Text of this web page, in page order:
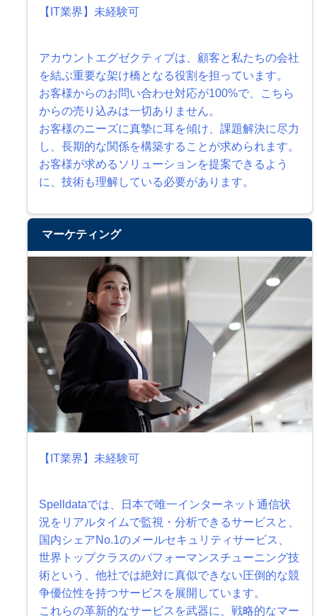
【IT業界】未経験可
アカウントエグゼクティブは、顧客と私たちの会社
を結ぶ重要な架け橋となる役割を担っています。
お客様からのお問い合わせ対応が100%で、こちら
からの売り込みは一切ありません。
お客様のニーズに真摯に耳を傾け、課題解決に尽力
し、長期的な関係を構築することが求められます。
お客様が求めるソリューションを提案できるよう
に、技術も理解している必要があります。
マーケティング
【IT業界】未経験可
Spelldataでは、日本で唯一インターネット通信状
況をリアルタイムで監視・分析できるサービスと、
国内シェアNo.1のメールセキュリティサービス、
世界トップクラスのパフォーマンスチューニング技
術という、他社では絶対に真似できない圧倒的な競
争優位性を持つサービスを展開しています。
これらの革新的なサービスを武器に、戦略的なマー